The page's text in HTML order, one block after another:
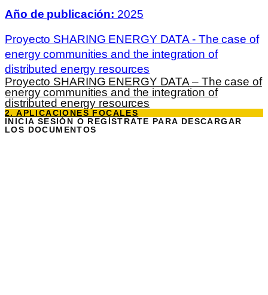
Año de publicación: 2025
Proyecto SHARING ENERGY DATA - The case of
energy communities and the integration of
distributed energy resources
Proyecto SHARING ENERGY DATA – The case of
energy communities and the integration of
distributed energy resources
2. APLICACIONES FOCALES
INICIA SESIÓN O REGÍSTRATE PARA DESCARGAR
LOS DOCUMENTOS